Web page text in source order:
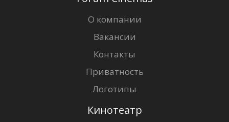
О компании
Вакансии
Контакты
Приватность
Логотипы
Кинотеатр